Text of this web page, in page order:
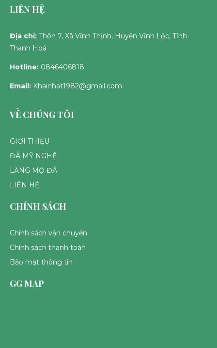
LIÊN HỆ
Địa chỉ: Thôn 7, Xã Vĩnh Thịnh, Huyện Vĩnh Lộc, Tỉnh
Thanh Hoá
Hotline: 0846406818
Email: Khainhat1982@gmail.com
VỀ CHÚNG TÔI
GIỚI THIỆU
ĐÁ MỸ NGHỆ
LĂNG MỘ ĐÁ
LIÊN HỆ
CHÍNH SÁCH
Chính sách vận chuyển
Chính sách thanh toán
Bảo mật thông tin
GG MAP